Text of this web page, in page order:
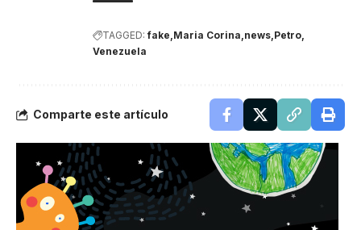
TAGGED: fake Maria Corina news Petro
Venezuela
Comparte este artículo